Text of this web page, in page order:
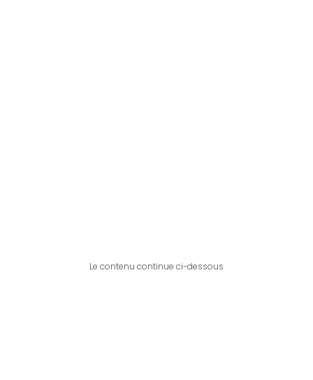
Le contenu continue ci-dessous